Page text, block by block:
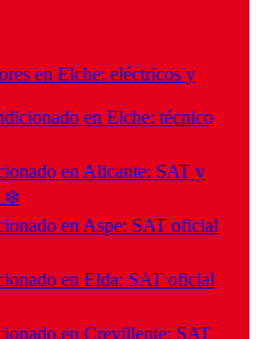
en Elche: eléctricos y
en Elche: técnico
en Alicante: SAT y
❄️
en Aspe: SAT oficial
en Elda: SAT oficial
en Crevillente: SAT